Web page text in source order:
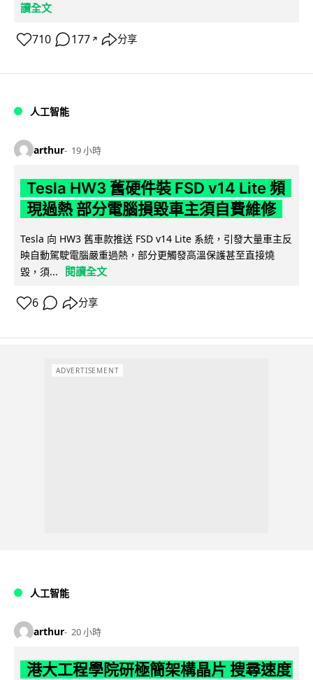
讀全文
710 177 ↗ 分享
人工智能
arthur 19 小時
Tesla HW3 舊硬件裝 FSD v14 Lite 頻
現過熱 部分電腦損毀車主須自費維修
Tesla 向 HW3 舊車款推送 FSD v14 Lite 系統，引發大量車主反
映自動駕駛電腦嚴重過熱，部分更觸發高溫保護甚至直接燒
毀，須...
閱讀全文
6 分享
ADVERTISEMENT
人工智能
arthur 20 小時
港大工程學院研極簡架構晶片 搜尋速度